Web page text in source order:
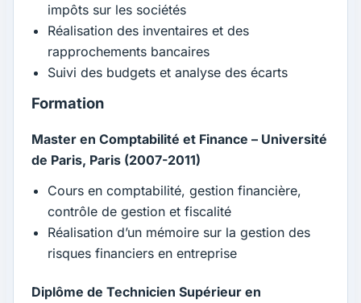
impôts sur les sociétés
Réalisation des inventaires et des
rapprochements bancaires
Suivi des budgets et analyse des écarts
Formation
Master en Comptabilité et Finance – Université
de Paris, Paris (2007-2011)
Cours en comptabilité, gestion financière,
contrôle de gestion et fiscalité
Réalisation d’un mémoire sur la gestion des
risques financiers en entreprise
Diplôme de Technicien Supérieur en